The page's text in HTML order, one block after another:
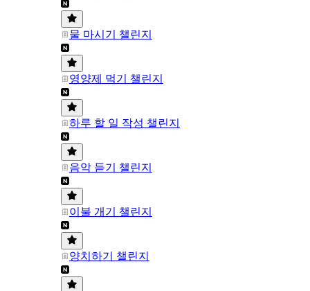
물 마시기 챌린지
영양제 먹기 챌린지
하루 할 일 작성 챌린지
음악 듣기 챌린지
이불 개기 챌린지
양치하기 챌린지